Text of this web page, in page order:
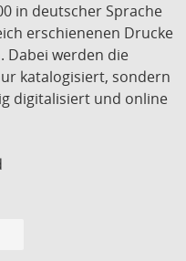
in deutscher Sprache
erschienenen Drucke
Dabei werden die
katalogisiert, sondern
digitalisiert und online